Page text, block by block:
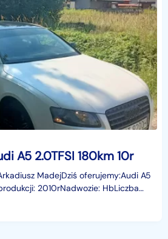
A5 2.0TFSI 180km 10r
MadejDziś oferujemy:Audi A5
2010rNadwozie: HbLiczba
324736 kmOp